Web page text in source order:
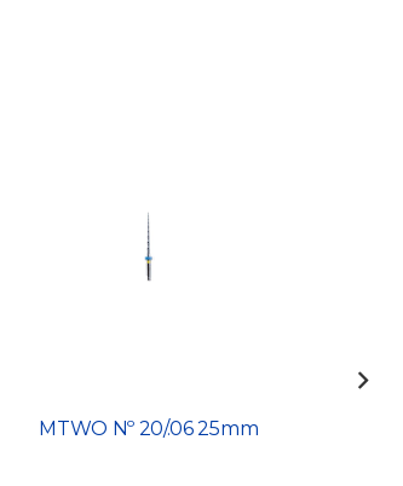
MTWO Nº 20/.06 25mm